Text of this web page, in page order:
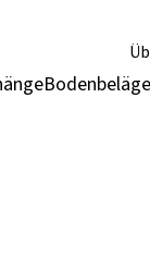
Bodenbeläge